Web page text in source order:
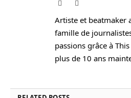
Website
Artiste et beatmaker
famille de
passions grâce à
plus de 10 ans